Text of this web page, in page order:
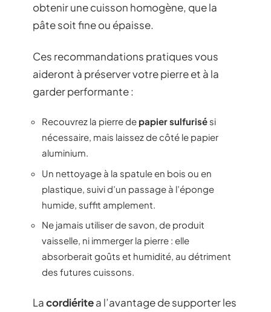
obtenir une cuisson homogène, que la
pâte soit fine ou épaisse.
Ces recommandations pratiques vous
aideront à préserver votre pierre et à la
garder performante :
Recouvrez la pierre de papier sulfurisé si
nécessaire, mais laissez de côté le papier
aluminium.
Un nettoyage à la spatule en bois ou en
plastique, suivi d’un passage à l’éponge
humide, suffit amplement.
Ne jamais utiliser de savon, de produit
vaisselle, ni immerger la pierre : elle
absorberait goûts et humidité, au détriment
des futures cuissons.
Lacordiéritea l’avantage de supporter les